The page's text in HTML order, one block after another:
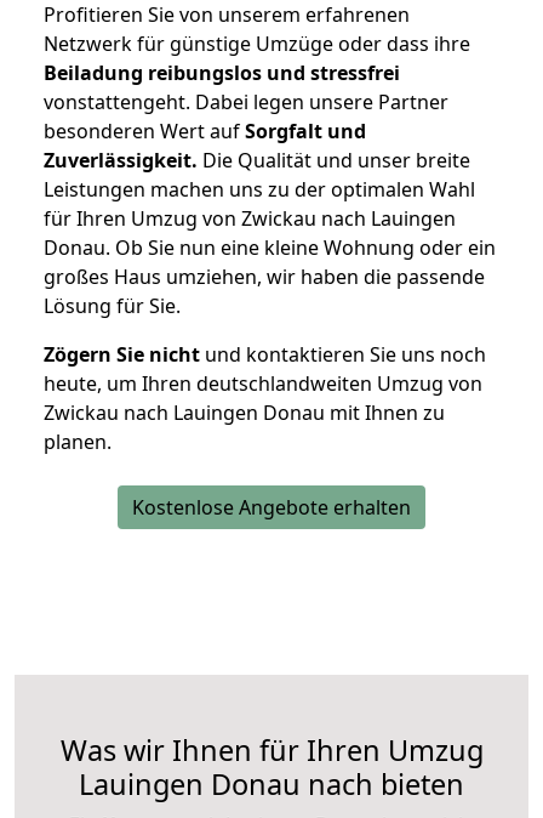
Profitieren Sie von unserem erfahrenen
Netzwerk für günstige Umzüge oder dass ihre
Beiladung reibungslos und stressfrei
vonstattengeht. Dabei legen unsere Partner
besonderen Wert aufSorgfalt und
Zuverlässigkeit. Die Qualität und unser breite
Leistungen machen uns zu der optimalen Wahl
für Ihren Umzug von Zwickau nach Lauingen
Donau. Ob Sie nun eine kleine Wohnung oder ein
großes Haus umziehen, wir haben die passende
Lösung für Sie.
Zögern Sie nicht und kontaktieren Sie uns noch
heute, um Ihren deutschlandweiten Umzug von
Zwickau nach Lauingen Donau mit Ihnen zu
planen.
Kostenlose Angebote erhalten
Was wir Ihnen für Ihren Umzug
Lauingen Donau nach bieten